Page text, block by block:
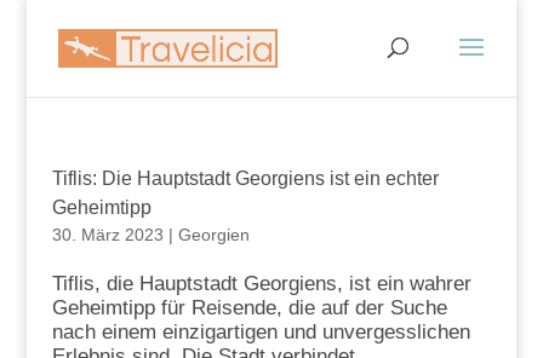
Tiflis: Die Hauptstadt Georgiens ist ein echter
Geheimtipp
30. März 2023 | Georgien
Tiflis, die Hauptstadt Georgiens, ist ein wahrer
Geheimtipp für Reisende, die auf der Suche
nach einem einzigartigen und unvergesslichen